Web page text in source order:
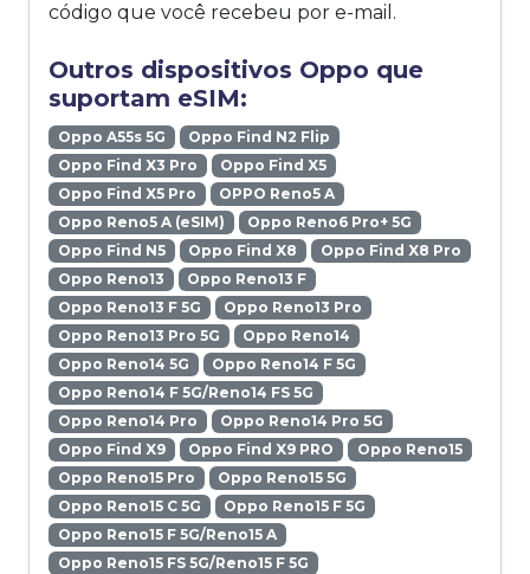
código que você recebeu por e-mail.
Outros dispositivos Oppo que
suportam eSIM:
Oppo A55s 5G
Oppo Find N2 Flip
Oppo Find X3 Pro
Oppo Find X5
Oppo Find X5 Pro
OPPO Reno5 A
Oppo Reno5 A (eSIM)
Oppo Reno6 Pro+ 5G
Oppo Find N5
Oppo Find X8
Oppo Find X8 Pro
Oppo Reno13
Oppo Reno13 F
Oppo Reno13 F 5G
Oppo Reno13 Pro
Oppo Reno13 Pro 5G
Oppo Reno14
Oppo Reno14 5G
Oppo Reno14 F 5G
Oppo Reno14 F 5G/Reno14 FS 5G
Oppo Reno14 Pro
Oppo Reno14 Pro 5G
Oppo Find X9
Oppo Find X9 PRO
Oppo Reno15
Oppo Reno15 Pro
Oppo Reno15 5G
Oppo Reno15 C 5G
Oppo Reno15 F 5G
Oppo Reno15 F 5G/Reno15 A
Oppo Reno15 FS 5G/Reno15 F 5G